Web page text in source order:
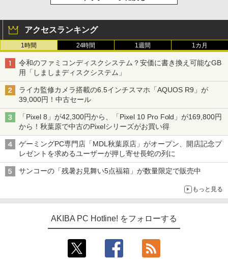
アクセスランキング
1時間 24時間 1週間 1カ月
令和のファミコンディスクシステム？安価に書き換え可能なGB
用「しましまディスクシステム」
ライカ監修カメラ搭載の6.5インチスマホ「AQUOS R9」が
39,000円！中古セール
「Pixel 8」が42,300円から、「Pixel 10 Pro Fold」が169,800円
から！秋葉原で中古のPixelシリーズがお買い得
ゲーミングPC専門店「MDL秋葉原店」がオープン、開店記念プ
レゼントを求めるユーザーが押し寄せ長蛇の列に
サンコーの「残暑お見舞い5点福箱」が数量限定で販売中
もっと見る
AKIBA PC Hotline! をフォローする